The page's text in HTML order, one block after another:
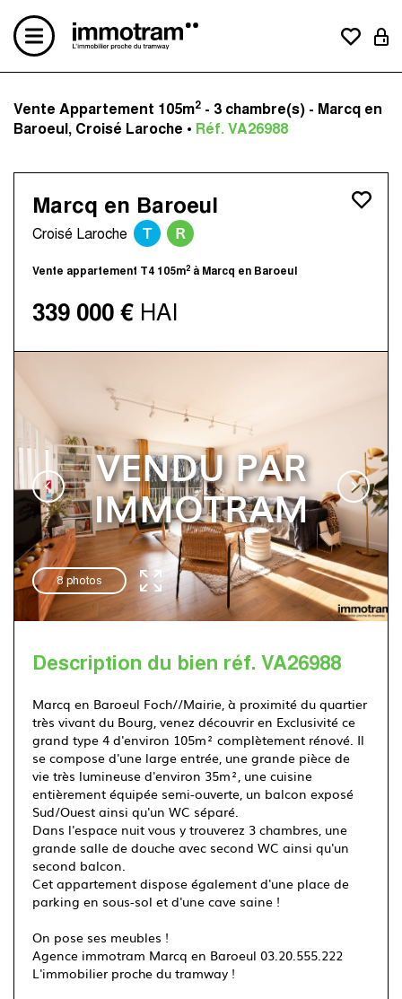
Acheter un bien
Vendre un bien
Le concept
Nos avis clients
Contactez-nous
Nos agences
Immotram La Madeleine
Immotram Marcq-en-Baroeul
Immotram Roubaix
Immotram Villeneuve d'Ascq
03 20 555 222
Vente Appartement 105m2 - 3 chambre(s) - Marcq en
Baroeul, Croisé Laroche • Réf. VA26988
Marcq en Baroeul
Croisé Laroche T R
Vente appartement T4 105m2 à Marcq en Baroeul
339 000 € HAI
VENDU PAR
IMMOTRAM
8 photos
Description du bien réf. VA26988
Marcq en Baroeul Foch//Mairie, à proximité du quartier
très vivant du Bourg, venez découvrir en Exclusivité ce
grand type 4 d'environ 105m² complètement rénové. Il
se compose d'une large entrée, une grande pièce de
vie très lumineuse d'environ 35m², une cuisine
entièrement équipée semi-ouverte, un balcon exposé
Sud/Ouest ainsi qu'un WC séparé.
Dans l'espace nuit vous y trouverez 3 chambres, une
grande salle de douche avec second WC ainsi qu'un
second balcon.
Cet appartement dispose également d'une place de
parking en sous-sol et d'une cave saine !
On pose ses meubles !
Agence immotram Marcq en Baroeul 03.20.555.222
L'immobilier proche du tramway !